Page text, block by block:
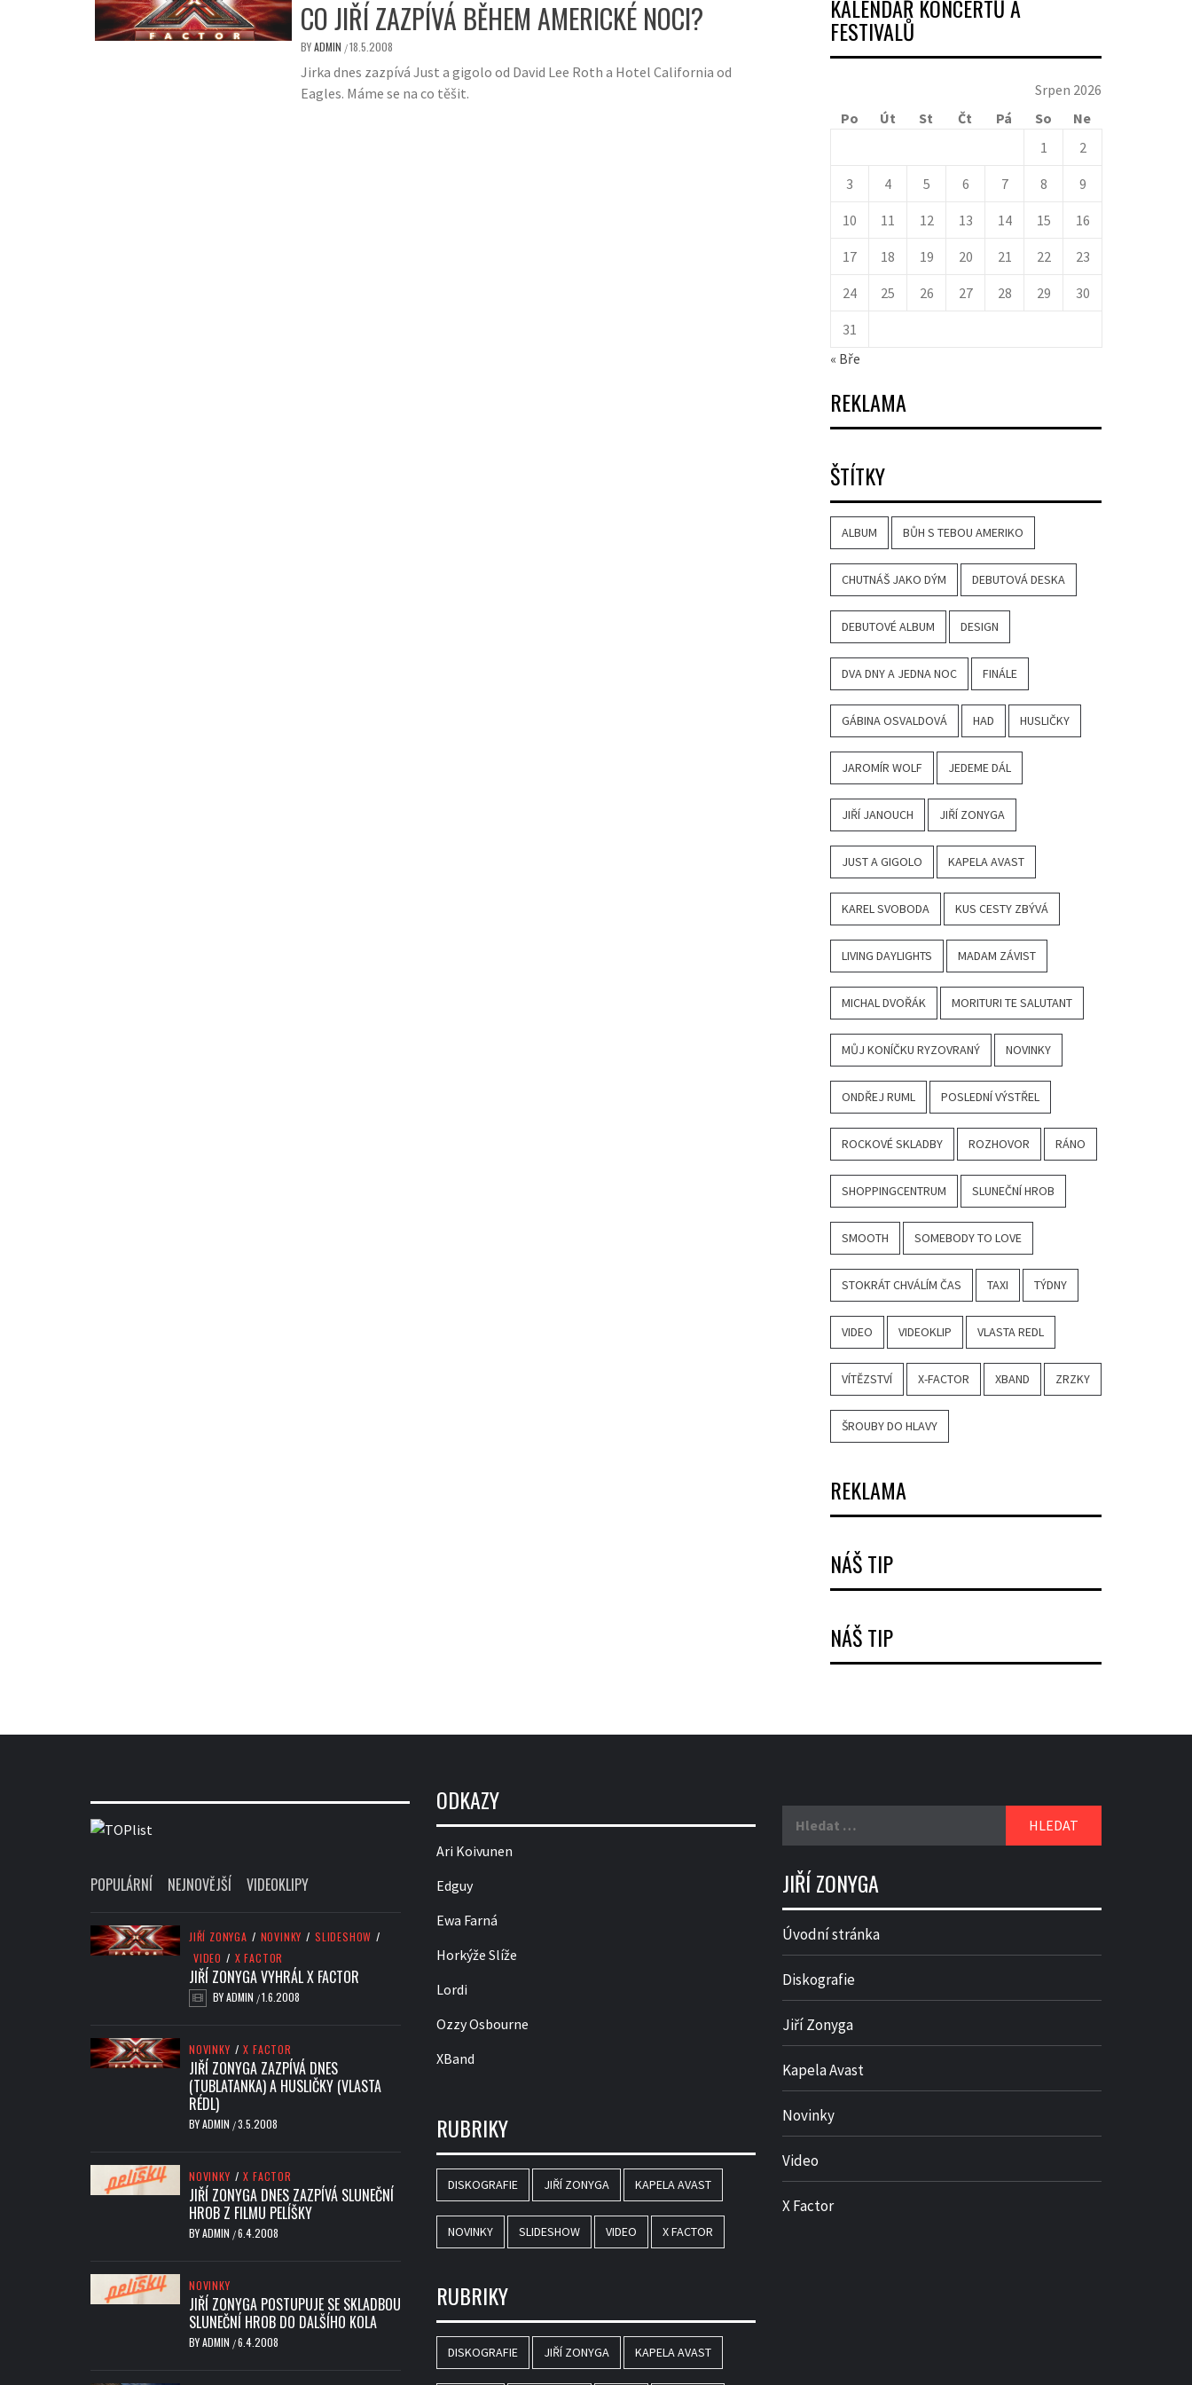
CO JIŘÍ ZAZPÍVÁ BĚHEM AMERICKÉ NOCI?
BYADMIN /18.5.2008
Jirka dnes zazpívá Just a gigolo od David Lee Roth a Hotel California od
Eagles. Máme se na co těšit.
KALENDÁŘ KONCERTŮ A
FESTIVALŮ
Srpen 2026
Po
Út St Čt Pá So
Ne
1
2
3 4 5 6 7 8 9
10 11 12 13 14 15 16
17 18 19 20 21 22 23
24 25 26 27 28 29 30
31
« Bře
REKLAMA
ŠTÍTKY
ALBUM BŮH S TEBOU AMERIKO
CHUTNÁŠ JAKO DÝM DEBUTOVÁ DESKA
DEBUTOVÉ ALBUM DESIGN
DVA DNY A JEDNA NOC FINÁLE
GÁBINA OSVALDOVÁ HAD HUSLIČKY
JAROMÍR WOLF JEDEME DÁL
JIŘÍ JANOUCH JIŘÍ ZONYGA
JUST A GIGOLO KAPELA AVAST
KAREL SVOBODA KUS CESTY ZBÝVÁ
LIVING DAYLIGHTS MADAM ZÁVIST
MICHAL DVOŘÁK MORITURI TE SALUTANT
MŮJ KONÍČKU RYZOVRANÝ NOVINKY
ONDŘEJ RUML POSLEDNÍ VÝSTŘEL
ROCKOVÉ SKLADBY ROZHOVOR RÁNO
SHOPPINGCENTRUM SLUNEČNÍ HROB
SMOOTH SOMEBODY TO LOVE
STOKRÁT CHVÁLÍM ČAS TAXI TÝDNY
VIDEO VIDEOKLIP VLASTA REDL
VÍTĚZSTVÍ X-FACTOR XBAND ZRZKY
ŠROUBY DO HLAVY
REKLAMA
NÁŠ TIP
NÁŠ TIP
POPULÁRNÍ NEJNOVĚJŠÍ VIDEOKLIPY
JIŘÍ ZONYGA / NOVINKY / SLIDESHOW /
VIDEO / X FACTOR
JIŘÍ ZONYGA VYHRÁL X FACTOR
BYADMIN /1.6.2008
NOVINKY / X FACTOR
JIŘÍ ZONYGA ZAZPÍVÁ DNES
(TUBLATANKA) A HUSLIČKY (VLASTA
RÉDL)
BYADMIN /3.5.2008
NOVINKY / X FACTOR
JIŘÍ ZONYGA DNES ZAZPÍVÁ SLUNEČNÍ
HROB Z FILMU PELÍŠKY
BYADMIN /6.4.2008
NOVINKY
JIŘÍ ZONYGA POSTUPUJE SE SKLADBOU
SLUNEČNÍ HROB DO DALŠÍHO KOLA
BYADMIN /6.4.2008
ODKAZY
Ari Koivunen
Edguy
Ewa Farná
Horkýže Slíže
Lordi
Ozzy Osbourne
XBand
RUBRIKY
DISKOGRAFIE JIŘÍ ZONYGA KAPELA AVAST
NOVINKY SLIDESHOW VIDEO X FACTOR
RUBRIKY
DISKOGRAFIE JIŘÍ ZONYGA KAPELA AVAST
JIŘÍ ZONYGA
Úvodní stránka
Diskografie
Jiří Zonyga
Kapela Avast
Novinky
Video
X Factor